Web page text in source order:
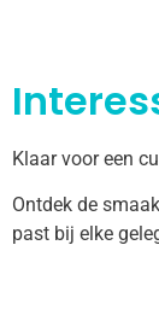
Klaar voor een
Ontdek de
past bij elke